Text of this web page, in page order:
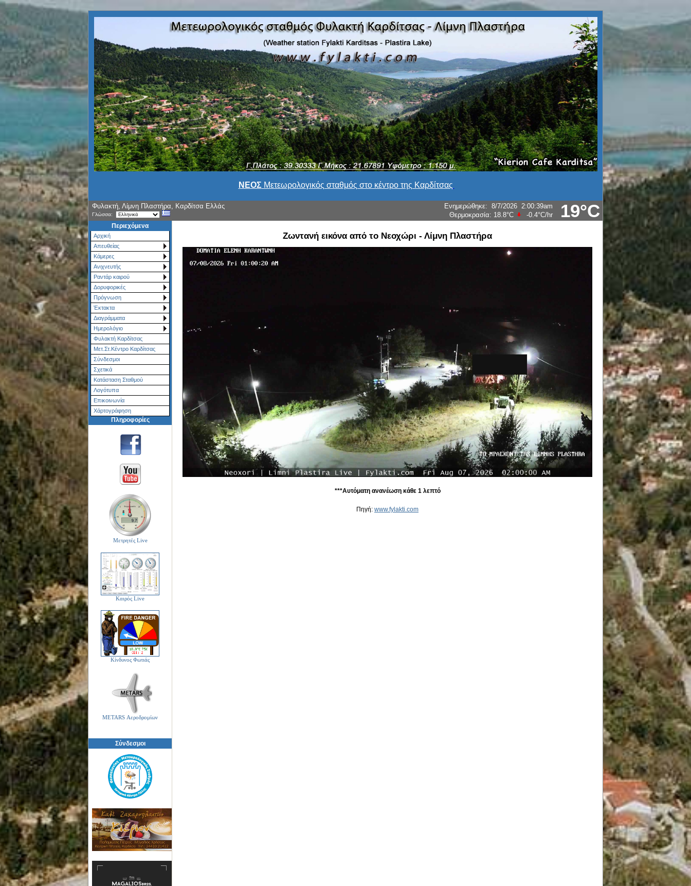
ΝΕΟΣ Μετεωρολογικός σταθμός στο κέντρο της Καρδίτσας
19°C
Φυλακτή, Λίμνη Πλαστήρα, Καρδίτσα Ελλάς
Γλώσσα:
Ενημερώθηκε: 8/7/2026 2:00:39am
Θερμοκρασία: 18.8°C -0.4°C/hr
Περιεχόμενα
Αρχική
Απευθείας
Κάμερες
Ανιχνευτής
Ραντάρ καιρού
Δορυφορικές
Πρόγνωση
Έκτακτα
Διαγράμματα
Ημερολόγιο
Φυλακτή Καρδίτσας
Μετ.Στ.Κέντρο Καρδίτσας
Σύνδεσμοι
Σχετικά
Κατάσταση Σταθμού
Λογότυπα
Επικοινωνία
Χάρτoγράφηση
Πληροφορίες
Μετρητές Live
Καιρός Live
Κίνδυνος Φωτιάς
METARS Αεροδρομίων
Σύνδεσμοι
Ζωντανή εικόνα από το Νεοχώρι - Λίμνη Πλαστήρα
***Αυτόματη ανανέωση κάθε 1 λεπτό
Πηγή: www.fylakti.com